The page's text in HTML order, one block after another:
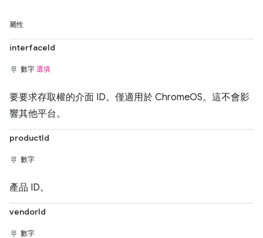
屬性
interfaceId
數字 選填
要要求存取權的介面 ID。僅適用於 ChromeOS。這不會影
響其他平台。
productId
數字
產品 ID。
vendorId
數字